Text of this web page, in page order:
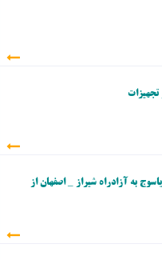
به آزادراه شیراز _ اصفهان از